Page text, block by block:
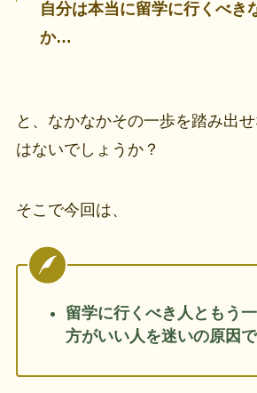
自分は本当に留学に行くべき
か…
と、なかなかその一歩を踏み出
はないでしょうか？
そこで今回は、
留学に行くべき人ともう
方がいい人を迷いの原因